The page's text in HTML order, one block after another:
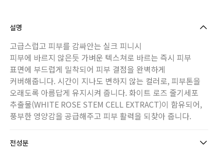
설명
고급스럽고 피부를 감싸안는 실크 피니시
피부에 바르지 않은듯 가벼운 텍스쳐로 바르는 즉시 피부
표면에 부드럽게 밀착되어 피부 결점을 완벽하게
커버해줍니다. 시간이 지나도 변하지 않는 컬러로, 피부톤을
오래도록 아름답게 유지시켜 줍니다. 화이트 로즈 줄기세포
추출물(WHITE ROSE STEM CELL EXTRACT)이 함유되어,
풍부한 영양감을 공급해주고 피부 활력을 되찾아 줍니다.
전성분